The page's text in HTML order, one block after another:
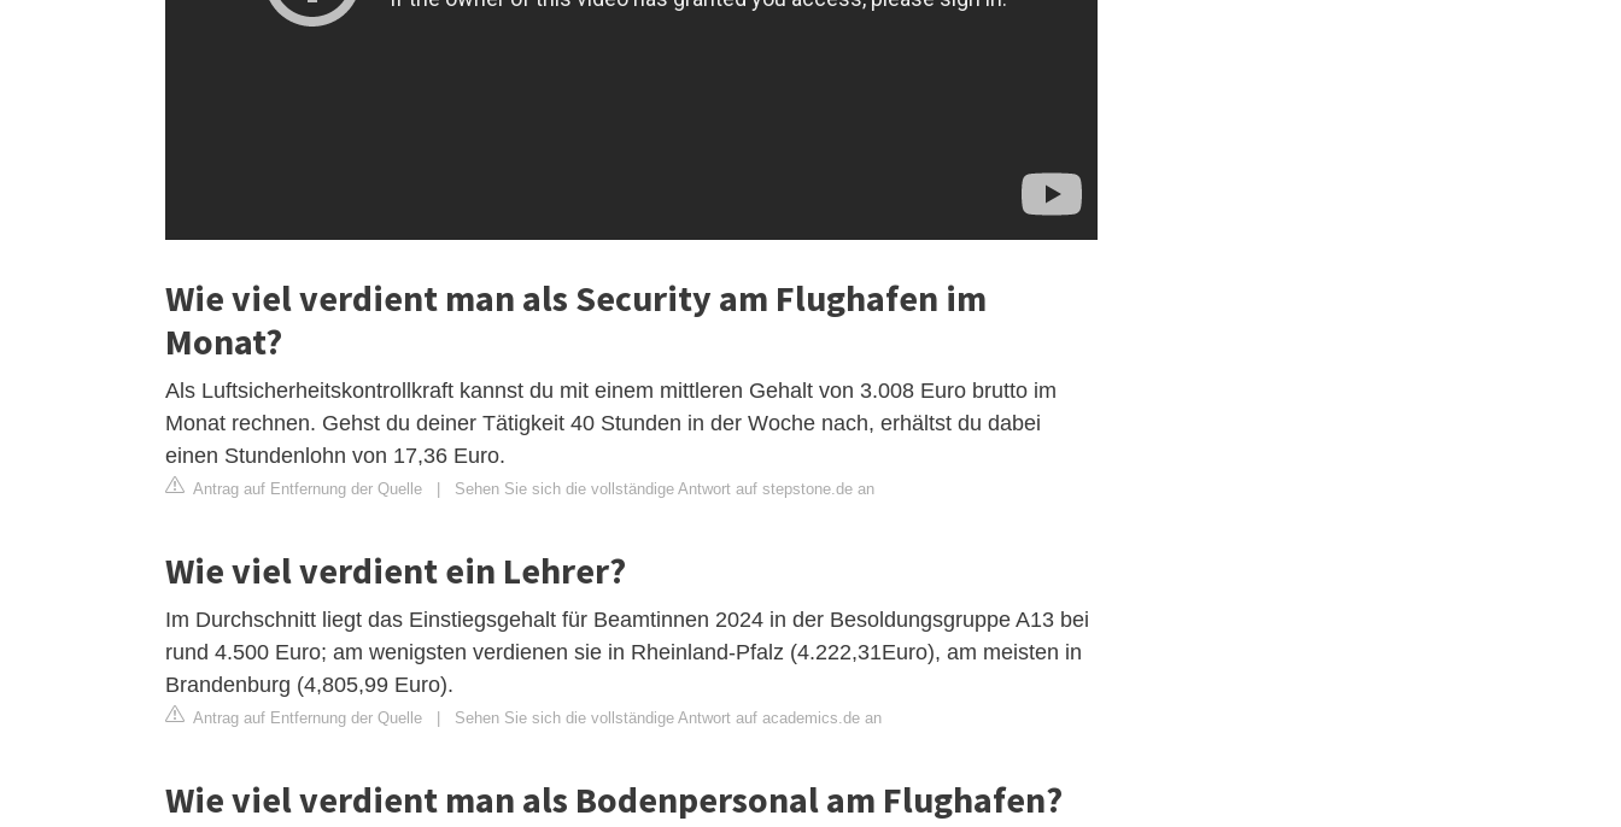
Wie viel verdient man als Security am Flughafen im
Monat?
Als Luftsicherheitskontrollkraft kannst du mit einem mittleren Gehalt von 3.008 Euro brutto im
Monat rechnen. Gehst du deiner Tätigkeit 40 Stunden in der Woche nach, erhältst du dabei
einen Stundenlohn von 17,36 Euro.
Antrag auf Entfernung der Quelle | Sehen Sie sich die vollständige Antwort auf stepstone.de an
Wie viel verdient ein Lehrer?
Im Durchschnitt liegt das Einstiegsgehalt für Beamtinnen 2024 in der Besoldungsgruppe A13 bei
rund 4.500 Euro; am wenigsten verdienen sie in Rheinland-Pfalz (4.222,31Euro), am meisten in
Brandenburg (4,805,99 Euro).
Antrag auf Entfernung der Quelle | Sehen Sie sich die vollständige Antwort auf academics.de an
Wie viel verdient man als Bodenpersonal am Flughafen?